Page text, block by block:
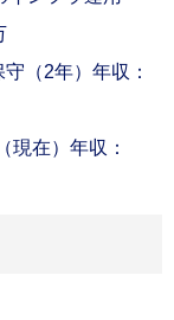
（2年）年収：
在）年収：